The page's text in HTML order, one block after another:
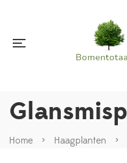
Home > Haagplanten >